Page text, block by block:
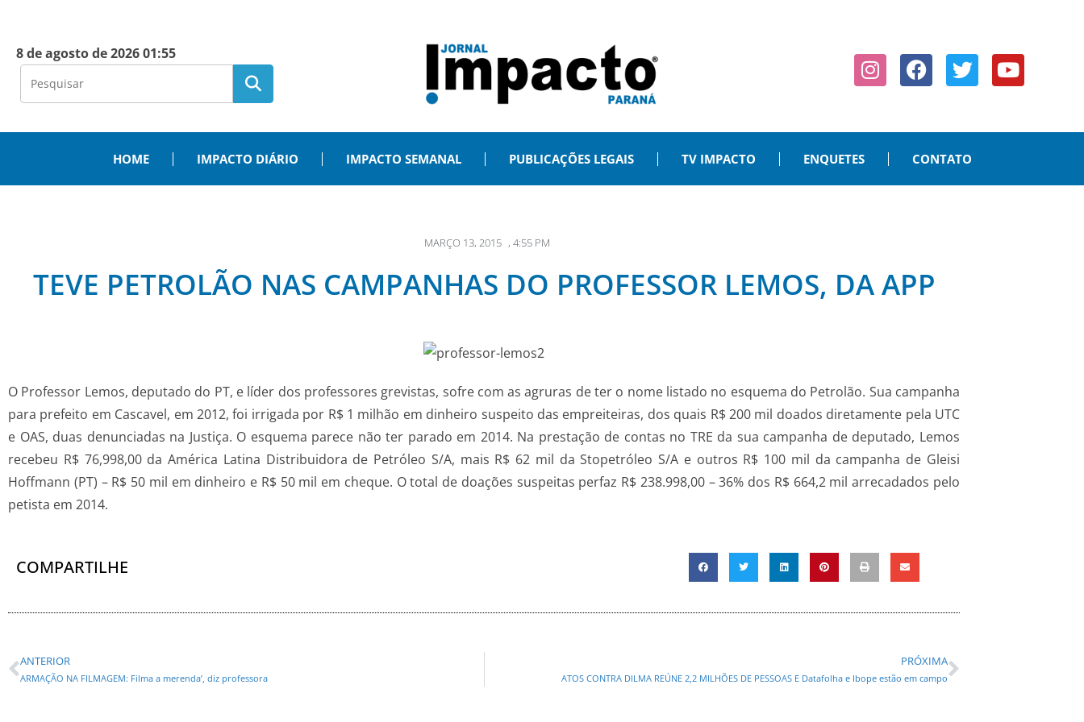
8 de agosto de 2026 01:55
HOME IMPACTO DIÁRIO IMPACTO SEMANAL PUBLICAÇÕES LEGAIS TV IMPACTO ENQUETES CONTATO
MARÇO 13, 2015 , 4:55 PM
TEVE PETROLÃO NAS CAMPANHAS DO PROFESSOR LEMOS, DA APP
O Professor Lemos, deputado do PT, e líder dos professores grevistas, sofre com as agruras de ter o nome listado no esquema do Petrolão. Sua campanha
para prefeito em Cascavel, em 2012, foi irrigada por R$ 1 milhão em dinheiro suspeito das empreiteiras, dos quais R$ 200 mil doados diretamente pela UTC
e OAS, duas denunciadas na Justiça. O esquema parece não ter parado em 2014. Na prestação de contas no TRE da sua campanha de deputado, Lemos
recebeu R$ 76,998,00 da América Latina Distribuidora de Petróleo S/A, mais R$ 62 mil da Stopetróleo S/A e outros R$ 100 mil da campanha de Gleisi
Hoffmann (PT) – R$ 50 mil em dinheiro e R$ 50 mil em cheque. O total de doações suspeitas perfaz R$ 238.998,00 – 36% dos R$ 664,2 mil arrecadados pelo
petista em 2014.
COMPARTILHE
ANTERIOR
ARMAÇÃO NA FILMAGEM: Filma a merenda’, diz professora
PRÓXIMA
ATOS CONTRA DILMA REÚNE 2,2 MILHÕES DE PESSOAS E Datafolha e Ibope estão em campo